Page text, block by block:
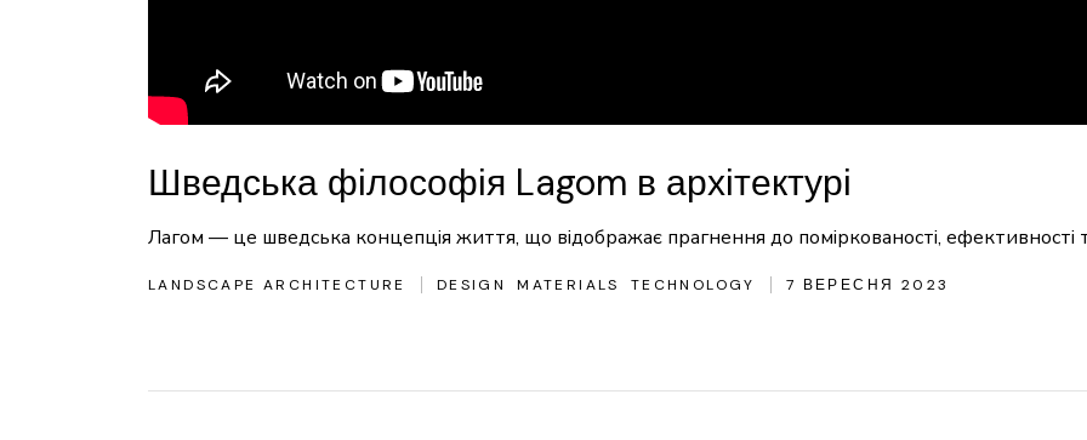
Шведська філософія Lagom в архітектурі
Лагом — це шведська концепція життя, що відображає прагнення до поміркованості, ефективності
LANDSCAPE ARCHITECTURE DESIGN MATERIALS TECHNOLOGY 7 ВЕРЕСНЯ 2023